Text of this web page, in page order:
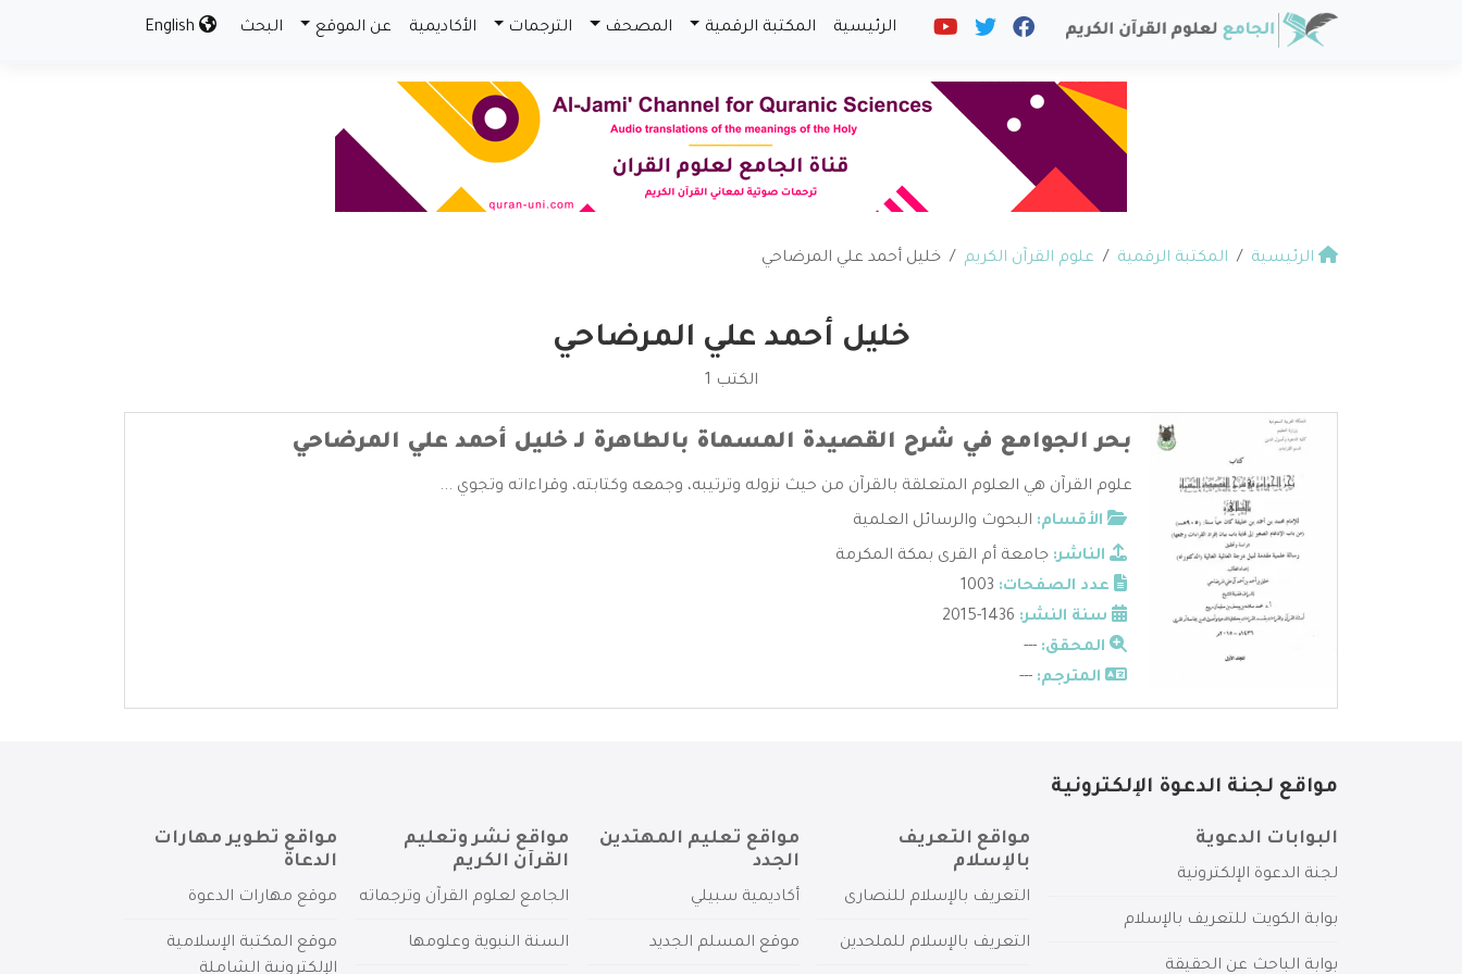
الرئيسية المكتبة الرقمية المصحف الترجمات الأكاديمية عن الموقع البحث
الرئيسية المكتبة الرقمية علوم القرآن الكريم خليل أحمد علي المرضاحي
خليل أحمد علي المرضاحي
الكتب 1
بحر الجوامع في شرح القصيدة المسماة بالطاهرة لـ خليل أحمد علي المرضاحي
علوم القرآن هي العلوم المتعلقة بالقرآن من حيث نزوله وترتيبه، وجمعه وكتابته، وقراءاته وتجوي ...
الأقسام: البحوث والرسائل العلمية
الناشر: جامعة أم القرى بمكة المكرمة
عدد الصفحات:
سنة النشر:
المحقق: ---
المترجم: ---
مواقع لجنة الدعوة الإلكترونية
البوابات الدعوية
لجنة الدعوة الإلكترونية
بوابة الكويت للتعريف بالإسلام
بوابة الباحث عن الحقيقة
مواقع التعريف
بالإسلام
التعريف بالإسلام للنصارى
التعريف بالإسلام للملحدين
مواقع تعليم المهتدين
الجدد
أكاديمية سبيلي
موقع المسلم الجديد
مواقع نشر وتعليم
القرآن الكريم
الجامع لعلوم القرآن وترجماته
السنة النبوية وعلومها
مواقع تطوير مهارات
الدعاة
موقع مهارات الدعوة
موقع المكتبة الإسلامية
الإلكترونية الشاملة